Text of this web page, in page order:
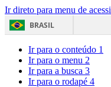
Ir direto para menu de
BRASIL
Ir para o conteúdo 1
Ir para o menu 2
Ir para a busca 3
Ir para o rodapé 4